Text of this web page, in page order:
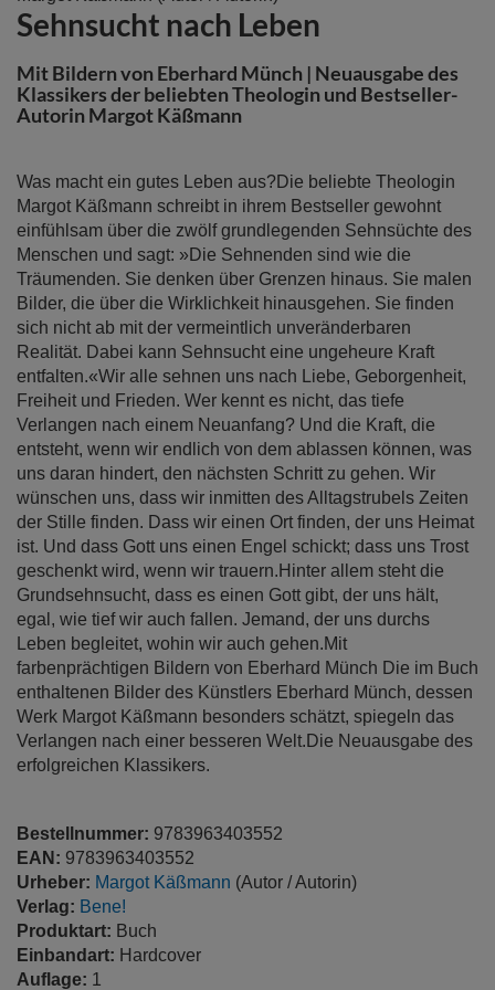
Sehnsucht nach Leben
Mit Bildern von Eberhard Münch | Neuausgabe des
Klassikers der beliebten Theologin und Bestseller-
Autorin Margot Käßmann
Was macht ein gutes Leben aus?Die beliebte Theologin
Margot Käßmann schreibt in ihrem Bestseller gewohnt
einfühlsam über die zwölf grundlegenden Sehnsüchte des
Menschen und sagt: »Die Sehnenden sind wie die
Träumenden. Sie denken über Grenzen hinaus. Sie malen
Bilder, die über die Wirklichkeit hinausgehen. Sie finden
sich nicht ab mit der vermeintlich unveränderbaren
Realität. Dabei kann Sehnsucht eine ungeheure Kraft
entfalten.«Wir alle sehnen uns nach Liebe, Geborgenheit,
Freiheit und Frieden. Wer kennt es nicht, das tiefe
Verlangen nach einem Neuanfang? Und die Kraft, die
entsteht, wenn wir endlich von dem ablassen können, was
uns daran hindert, den nächsten Schritt zu gehen. Wir
wünschen uns, dass wir inmitten des Alltagstrubels Zeiten
der Stille finden. Dass wir einen Ort finden, der uns Heimat
ist. Und dass Gott uns einen Engel schickt; dass uns Trost
geschenkt wird, wenn wir trauern.Hinter allem steht die
Grundsehnsucht, dass es einen Gott gibt, der uns hält,
egal, wie tief wir auch fallen. Jemand, der uns durchs
Leben begleitet, wohin wir auch gehen.Mit
farbenprächtigen Bildern von Eberhard Münch Die im Buch
enthaltenen Bilder des Künstlers Eberhard Münch, dessen
Werk Margot Käßmann besonders schätzt, spiegeln das
Verlangen nach einer besseren Welt.Die Neuausgabe des
erfolgreichen Klassikers.
Bestellnummer: 9783963403552
EAN: 9783963403552
Urheber: Margot Käßmann (Autor / Autorin)
Verlag: Bene!
Produktart: Buch
Einbandart: Hardcover
Auflage: 1
Anfang
der
Bildergalerie
springen